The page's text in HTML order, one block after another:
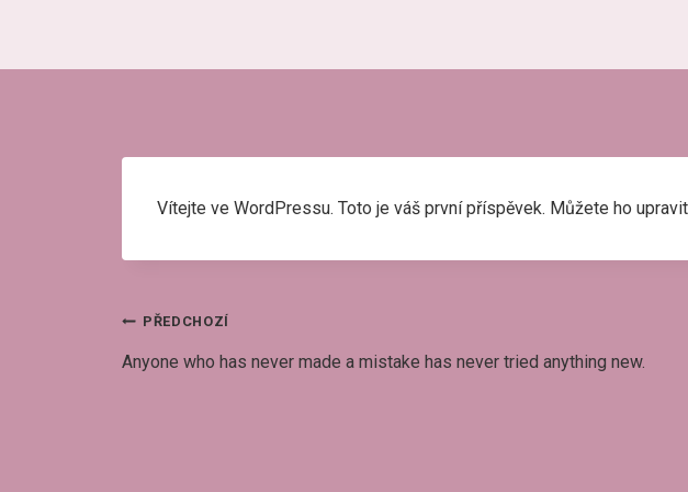
Vítejte ve WordPressu. Toto je váš první příspěvek. Můžete ho
Navigace
PŘEDCHOZÍ
Anyone who has never made a mistake has never tried anything new.